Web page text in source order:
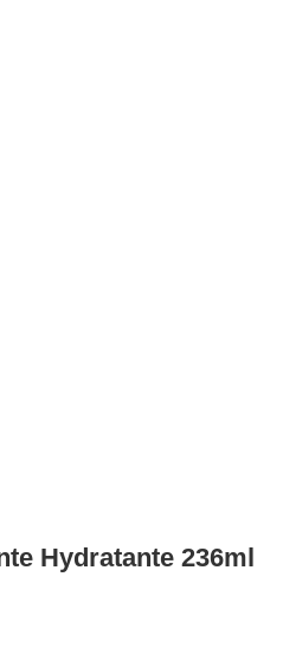
Hydratante 236ml